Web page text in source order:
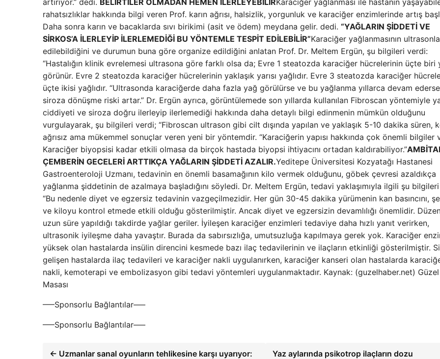
rahatsızlıklar hakkında bilgi veren Prof. karın ağrısı, halsizlik, yorgunluk ve karaciğer enzimlerinde artış
Daha sonra karın ve bacaklarda sıvı birikimi (asit ve ödem) meydana gelir. dedi. “YAĞLARIN ŞİDDETİ VE
SİRKOS’A İLERLEYİP İLERLEMEDİĞİ BU YÖNTEMLE TESPİT EDİLEBİLİR”Karaciğer yağlanmasının
edilebildiğini ve durumun buna göre organize edildiğini anlatan Prof. Dr. Meltem Ergün, şu bilgileri verdi:
“Hastalığın klinik evrelemesi ultrasona göre farklı olsa da; Evre 1 steatozda karaciğer hücrelerinin üçte biri
görünür. Evre 2 steatozda karaciğer hücrelerinin yaklaşık yarısı yağlıdır. Evre 3 steatozda karaciğer
üçte ikisi yağlıdır. “Ultrasonda karaciğerde daha fazla yağ görülürse ve bu yağlanma yıllarca devam ederse
siroza dönüşme riski artar.” Dr. Ergün ayrıca, görüntülemede son yıllarda kullanılan Fibroscan yöntemiyle
ciddiyeti ve siroza doğru ilerleyip ilerlemediği hakkında daha detaylı bilgi edinmenin mümkün olduğunu
vurgulayarak, şu bilgileri verdi; “Fibroscan ultrason gibi cilt dışında yapılan ve yaklaşık 5-10 dakika süren,
ağrısız ama mükemmel sonuçlar veren yeni bir yöntemdir. “Karaciğerin yapısı hakkında çok önemli bilgiler
Karaciğer biyopsisi kadar etkili olmasa da birçok hastada biyopsi ihtiyacını ortadan kaldırabiliyor.”
ÇEMBERİN GECELERİ ARTTIKÇA YAĞLARIN ŞİDDETİ AZALIR.Yeditepe Üniversitesi Kozyatağı Hastanesi
Gastroenteroloji Uzmanı, tedavinin en önemli basamağının kilo vermek olduğunu, göbek çevresi azaldıkça
yağlanma şiddetinin de azalmaya başladığını söyledi. Dr. Meltem Ergün, tedavi yaklaşımıyla ilgili şu
“Bu nedenle diyet ve egzersiz tedavinin vazgeçilmezidir. Her gün 30-45 dakika yürümenin kan basıncını,
ve kiloyu kontrol etmede etkili olduğu gösterilmiştir. Ancak diyet ve egzersizin devamlılığı önemlidir.
uzun süre yapıldığı takdirde yağlar geriler. İyileşen karaciğer enzimleri tedaviye daha hızlı yanıt verirken,
ultrasonik iyileşme daha yavaştır. Burada da sabırsızlığa, umutsuzluğa kapılmaya gerek yok. Karaciğer
yüksek olan hastalarda insülin direncini kesmede bazı ilaç tedavilerinin ve ilaçların etkinliği gösterilmiştir.
gelişen hastalarda ilaç tedavileri ve karaciğer nakli uygulanırken, karaciğer kanseri olan hastalarda
nakli, kemoterapi ve embolizasyon gibi tedavi yöntemleri uygulanmaktadır. Kaynak: (guzelhaber.net)
Masası
—–Sponsorlu Bağlantılar—–
—–Sponsorlu Bağlantılar—–
← Uzmanlar sanal oyunların tehlikesine karşı uyarıyor:
Yaz aylarında psikotrop ilaçların dozu